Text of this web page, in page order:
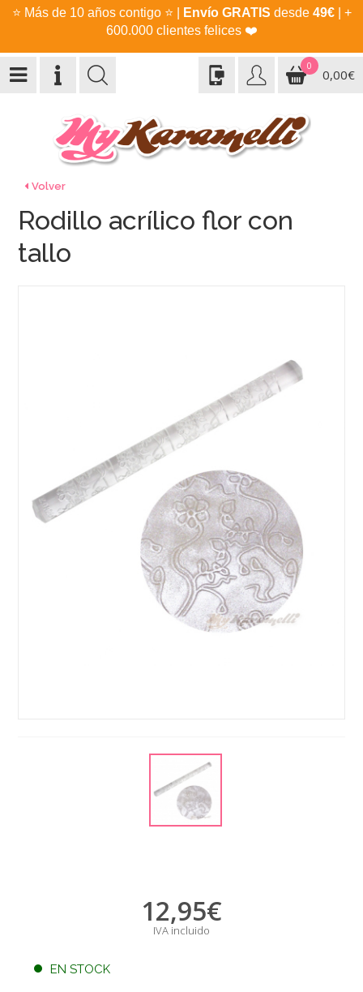
⭐ Más de 10 años contigo ⭐ Envío GRATIS desde 49€| +
600.000 clientes felices ❤️
0
0,00€
Volver
Rodillo acrílico flor con
tallo
12,95€
IVA incluido
EN STOCK